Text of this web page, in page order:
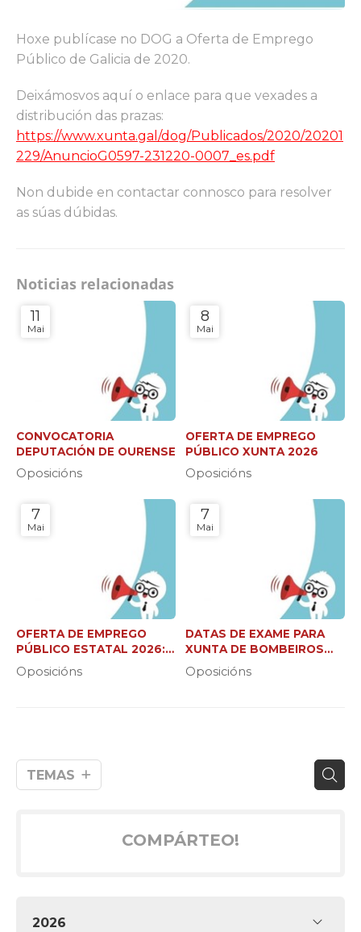
TEMAS
Hoxe publícase no DOG a Oferta de Emprego
Público de Galicia de 2020.
Deixámosvos aquí o enlace para que vexades a
distribución das prazas:
https://www.xunta.gal/dog/Publicados/2020/20201
229/AnuncioG0597-231220-0007_es.pdf
Non dubide en contactar connosco para resolver
as súas dúbidas.
Noticias relacionadas
11
Mai
CONVOCATORIA
DEPUTACIÓN DE OURENSE
Oposicións
8
Mai
OFERTA DE EMPREGO
PÚBLICO XUNTA 2026
Oposicións
7
Mai
OFERTA DE EMPREGO
PÚBLICO ESTATAL 2026:
37.000 NOVAS PRAZAS
Oposicións
7
Mai
DATAS DE EXAME PARA
XUNTA DE BOMBEIROS
FORESTAIS (C2 E XEFE DE
BRIGADA)
Oposicións
COMPÁRTEO!
2026